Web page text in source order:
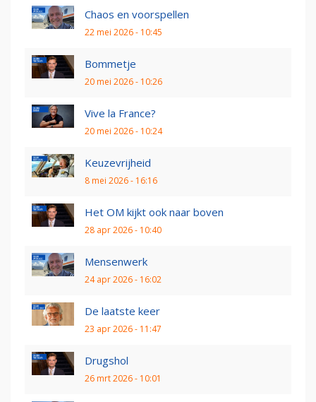
Chaos en voorspellen
22 mei 2026 - 10:45
Bommetje
20 mei 2026 - 10:26
Vive la France?
20 mei 2026 - 10:24
Keuzevrijheid
8 mei 2026 - 16:16
Het OM kijkt ook naar boven
28 apr 2026 - 10:40
Mensenwerk
24 apr 2026 - 16:02
De laatste keer
23 apr 2026 - 11:47
Drugshol
26 mrt 2026 - 10:01